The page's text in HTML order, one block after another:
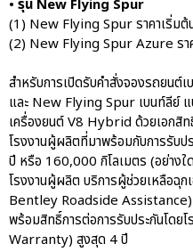
• รุ่น New Flying Spur
(1) New Flying Spur ราคาเริ่ม
(2) New Flying Spur Azure รา
สำหรับการเปิดรับคำสั่งจองรถยน
และ New Flying Spur เบนท์ลีย์ แ
เครื่องยนต์ V8 Hybrid ด้วยเอกสิท
โรงงานผู้ผลิตที่มาพร้อมกับการรับป
ปี หรือ 160,000 กิโลเมตร (อย่างใ
โรงงานผู้ผลิต บริการผู้ช่วยเหลือฉุ
Bentley Roadside
พร้อมสิทธิ์การต่อการรับประกันโด
Warranty) สูงสุด 4 ปี